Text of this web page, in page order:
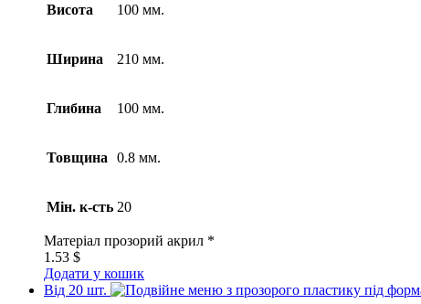
Висота 100 мм.
Ширина 210 мм.
Глибина 100 мм.
Товщина 0.8 мм.
Мін. к-сть 20
Матеріал прозорий акрил *
1.53 $
Додати у кошик
Від 20 шт.